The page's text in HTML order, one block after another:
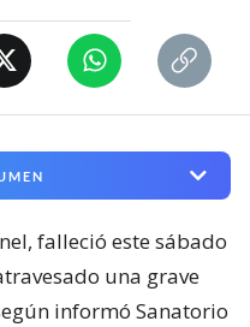
falleció este sábado
una grave
informó Sanatorio